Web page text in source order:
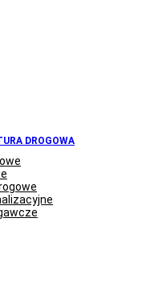
DROGOWA